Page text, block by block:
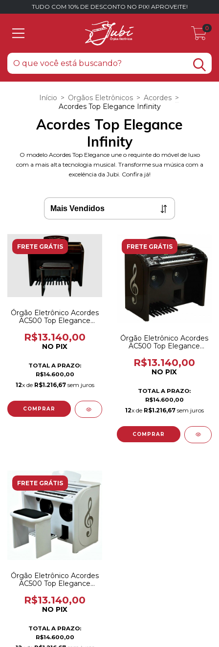
TUDO COM 10% DE DESCONTO NO PIX! APROVEITE!
0
Início > Orgãos Eletrônicos > Acordes >
Acordes Top Elegance Infinity
Acordes Top Elegance
Infinity
O modelo Acordes Top Elegance une o requinte do móvel de luxo
com a mais alta tecnologia musical. Transforme sua música com a
excelência da Jubi. Confira já!
FRETE GRÁTIS
Órgão Eletrônico Acordes
AC500 Top Elegance
R$13.140,00
NO PIX
TOTAL A PRAZO:
R$14.600,00
12x de R$1.216,67sem juros
FRETE GRÁTIS
Órgão Eletrônico Acordes
AC500 Top Elegance
R$13.140,00
NO PIX
TOTAL A PRAZO:
R$14.600,00
12x de R$1.216,67sem juros
FRETE GRÁTIS
Órgão Eletrônico Acordes
AC500 Top Elegance
R$13.140,00
NO PIX
TOTAL A PRAZO:
R$14.600,00